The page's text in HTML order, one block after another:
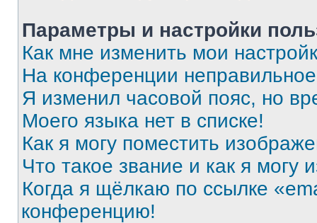
Параметры и настройки
Как мне изменить мои
На конференции
Я изменил часовой пояс, но
Моего языка нет в списке!
Как я могу поместить
Что такое звание и как я могу
Когда я щёлкаю по ссылке
конференцию!